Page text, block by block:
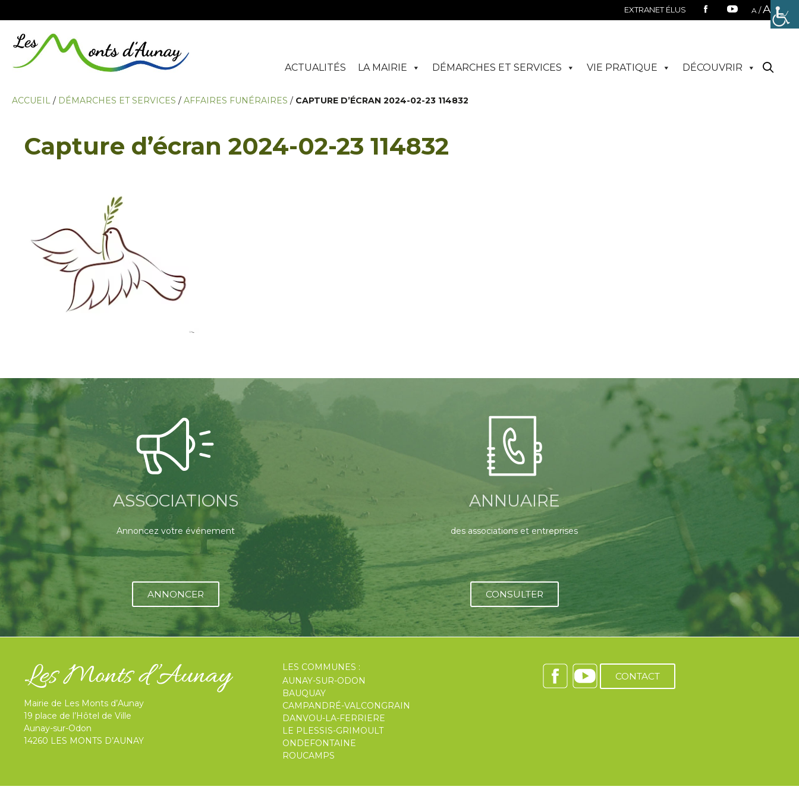
EXTRANET ÉLUS A /A
ACTUALITÉS LA MAIRIE DÉMARCHES ET SERVICES VIE PRATIQUE DÉCOUVRIR
ACCUEIL / DÉMARCHES ET SERVICES / AFFAIRES FUNÉRAIRES / CAPTURE D’ÉCRAN 2024-02-23 114832
Capture d’écran 2024-02-23 114832
ASSOCIATIONS
Annoncez votre événement
ANNONCER
ANNUAIRE
des associations et entreprises
CONSULTER
Mairie de Les Monts d’Aunay
19 place de l’Hôtel de Ville
Aunay-sur-Odon
14260 LES MONTS D’AUNAY
LES COMMUNES :
AUNAY-SUR-ODON
BAUQUAY
CAMPANDRÉ-VALCONGRAIN
DANVOU-LA-FERRIERE
LE PLESSIS-GRIMOULT
ONDEFONTAINE
ROUCAMPS
CONTACT